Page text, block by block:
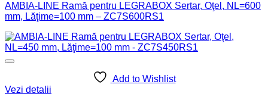
AMBIA-LINE Ramă pentru LEGRABOX Sertar, Oţel, NL=600
mm, Lăţime=100 mm – ZC7S600RS1
Add to Wishlist
Vezi detalii